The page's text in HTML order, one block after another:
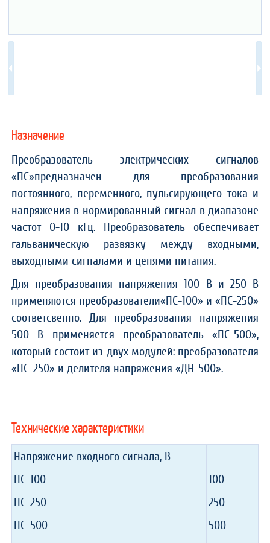
Назначение
Преобразователь электрических сигналов
«ПС»предназначен для преобразования
постоянного, переменного, пульсирующего тока и
напряжения в нормированный сигнал в диапазоне
частот 0-10 кГц. Преобразователь обеспечивает
гальваническую развязку между входными,
выходными сигналами и цепями питания.
Для преобразования напряжения 100 В и 250 В
применяются преобразователи«ПС-100» и «ПС-250»
соответсвенно. Для преобразования напряжения
500 В применяется преобразователь «ПС-500»,
который состоит из двух модулей: преобразователя
«ПС-250» и делителя напряжения «ДН-500».
Технические характеристики
Напряжение входного сигнала, В
ПС-100
ПС-250
ПС-500
100
250
500